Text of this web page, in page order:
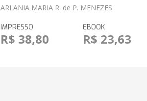
ARLANIA MARIA R. de P. MENEZES
IMPRESSO
R$ 38,80
EBOOK
R$ 23,63